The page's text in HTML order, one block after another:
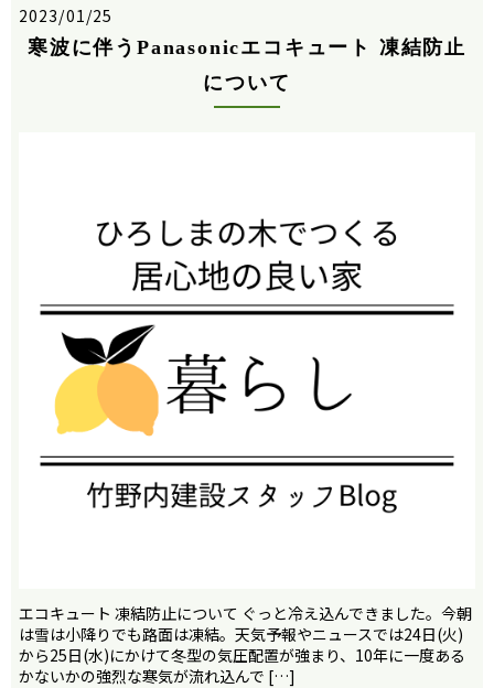
2023/01/25
寒波に伴うPanasonicエコキュート 凍結防止
について
エコキュート 凍結防止について ぐっと冷え込んできました。今朝
は雪は小降りでも路面は凍結。天気予報やニュースでは24日(火)
から25日(水)にかけて冬型の気圧配置が強まり、10年に一度ある
かないかの強烈な寒気が流れ込んで […]